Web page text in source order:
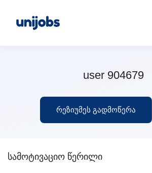
user 904679
რეზიუმეს გადმოწერა
სამოტივაციო წერილი